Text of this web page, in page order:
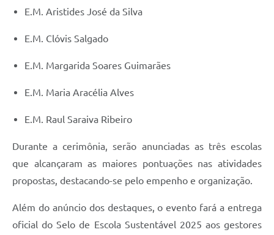
E.M. Aristides José da Silva
E.M. Clóvis Salgado
E.M. Margarida Soares Guimarães
E.M. Maria Aracélia Alves
E.M. Raul Saraiva Ribeiro
Durante a cerimônia, serão anunciadas as três escolas
que alcançaram as maiores pontuações nas atividades
propostas, destacando-se pelo empenho e organização.
Além do anúncio dos destaques, o evento fará a entrega
oficial do Selo de Escola Sustentável 2025 aos gestores